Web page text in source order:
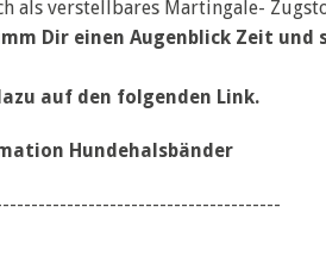
als verstellbares Martingale-
Dir einen Augenblick Zeit und
auf den folgenden Link.
Hundehalsbänder